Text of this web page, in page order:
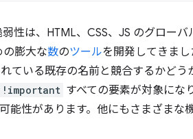
性は、HTML、CSS、JS のグローバ
膨大な数のツールを開発してきまし
ている既存の名前と競合するかどう
!important すべての要素が対象にな
可能性があります。他にもさまざまな